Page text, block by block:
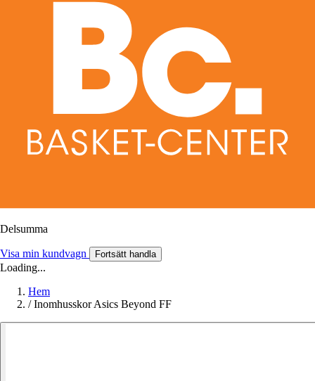
Delsumma
Visa min kundvagn Fortsätt handla
Loading...
Hem
/ Inomhusskor Asics Beyond FF